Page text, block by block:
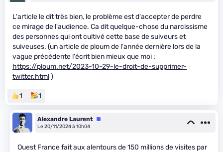
L'article le dit très bien, le problème est d'accepter de perdre
ce mirage de l'audience. Ca dit quelque-chose du narcissisme
des personnes qui ont cultivé cette base de suiveurs et
suiveuses. (un article de ploum de l'année dernière lors de la
vague précédente l'écrit bien mieux que moi :
https://ploum.net/2023-10-29-le-droit-de-supprimer-
twitter.html)
1 1
Alexandre Laurent Équipe
Le 20/11/2024 à 10h04
Ouest France fait aux alentours de 150 millions de visites par